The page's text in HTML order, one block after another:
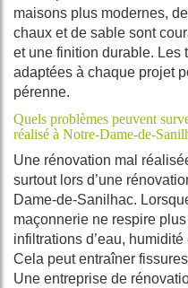
maisons plus modernes,
chaux et de sable sont
et une finition durable. Les
adaptées à chaque projet
pérenne.
Quels problèmes peuvent
réalisé à Notre-Dame-de-
Une rénovation mal
surtout lors d’une
Dame-de-Sanilhac.
maçonnerie ne respire
infiltrations d’eau,
Cela peut entraîner
Une entreprise de